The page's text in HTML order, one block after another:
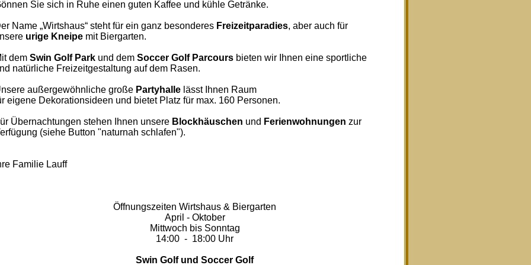
Sie sich in Ruhe einen guten Kaffee und kühle Getränke.
Name „Wirtshaus“ steht für ein ganz besonderes Freizeitparadies, aber auch für
urige Kneipe mit Biergarten.
dem Swin Golf Park und dem Soccer Golf Parcours bieten wir Ihnen eine sportliche
natürliche Freizeitgestaltung auf dem Rasen.
außergewöhnliche große Partyhalle lässt Ihnen Raum
eigene Dekorationsideen und bietet Platz für max. 160 Personen.
Übernachtungen stehen Ihnen unsere Blockhäuschen und Ferienwohnungen zur
(siehe Button "naturnah schlafen").
Familie Lauff
Öffnungszeiten Wirtshaus & Biergarten
April - Oktober
Mittwoch bis Sonntag
14:00 - 18:00 Uhr
Swin Golf und Soccer Golf